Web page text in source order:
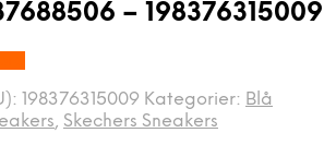
– 198376315009
198376315009 Kategorier: Blå
, Skechers Sneakers